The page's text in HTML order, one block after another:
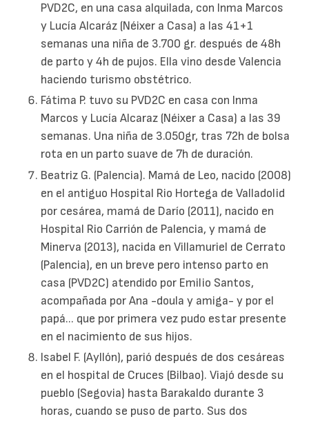
PVD2C, en una casa alquilada, con Inma Marcos
y Lucía Alcaráz (Néixer a Casa) a las 41+1
semanas una niña de 3.700 gr. después de 48h
de parto y 4h de pujos. Ella vino desde Valencia
haciendo turismo obstétrico.
Fátima P. tuvo su PVD2C en casa con Inma
Marcos y Lucía Alcaraz (Néixer a Casa) a las 39
semanas. Una niña de 3.050gr, tras 72h de bolsa
rota en un parto suave de 7h de duración.
Beatriz G. (Palencia). Mamá de Leo, nacido (2008)
en el antiguo Hospital Rio Hortega de Valladolid
por cesárea, mamá de Darío (2011), nacido en
Hospital Rio Carrión de Palencia, y mamá de
Minerva (2013), nacida en Villamuriel de Cerrato
(Palencia), en un breve pero intenso parto en
casa (PVD2C) atendido por Emilio Santos,
acompañada por Ana -doula y amiga- y por el
papá... que por primera vez pudo estar presente
en el nacimiento de sus hijos.
Isabel F. (Ayllón), parió después de dos cesáreas
en el hospital de Cruces (Bilbao). Viajó desde su
pueblo (Segovia) hasta Barakaldo durante 3
horas, cuando se puso de parto. Sus dos